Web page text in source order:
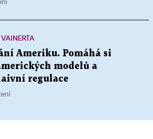
Ameriku. Pomáhá si
modelů a
regulace